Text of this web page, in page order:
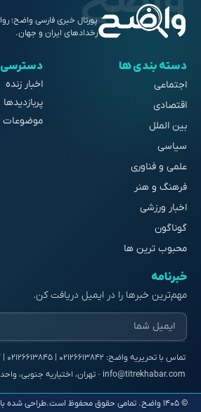
پورتال خبری فارسی واضح؛
رخدادهای ایران و جهان.
دسته بندی ها
اجتماعی
اقتصادی
بین الملل
سیاسی
علمی و فناوری
فرهنگ و هنر
اخبار ورزشی
گوناگون
محبوب ترین ها
دسترسی
اخبار زنده
پربازدیدها
موضوعات
خبرنامه
مهم‌ترین خبرها را در ایمیل دریافت کن.
© ۱۴۰۵ واضح. تمامی حقوق محفوظ است. طراحی شده